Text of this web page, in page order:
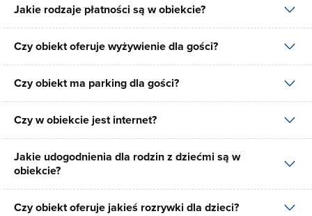
Jakie rodzaje płatności są w obiekcie?
W obiekcie dostępne są następujące formy płatności: gotówka,
płatność przelewem, płatność kartą.
Czy obiekt oferuje wyżywienie dla gości?
W obiekcie dostępne jest wyżywienie dla gości, dostępne posiłki:
śniadania, obiadokolacje.
Czy obiekt ma parking dla gości?
Tak, Babka i Panocek posiada bezpłatny parking dla gości na 23
miejsca.
Czy w obiekcie jest internet?
Tak, Babka i Panocek udostępnia dla swoich gości internet.
Jakie udogodnienia dla rodzin z dziećmi są w
obiekcie?
Udogodnienia dla rodzin z dziećmi jakie oferuje Babka i Panocek
Czy obiekt oferuje jakieś rozrywki dla dzieci?